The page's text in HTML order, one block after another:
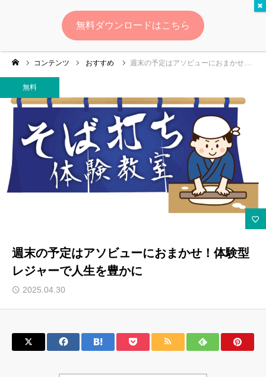
無料
コンテンツ おすすめ 週末の予定はアソビューにおまかせ！体験型レジャーで人生を豊かに
無料
週末の予定はアソビューにおまかせ！体験型
レジャーで人生を豊かに
2025.04.30
ログイン 会員登録
ゆいマーケとは？
実績・お客様の声
無料診断
イベント・セミナー情報
スポンサー登録
サロン会員登録
ログイン
無料ダウンロードはこちら